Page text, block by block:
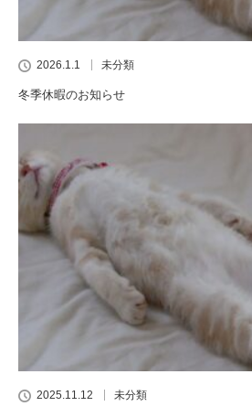
2026.1.1 未分類
冬季休暇のお知らせ
2025.11.12 未分類